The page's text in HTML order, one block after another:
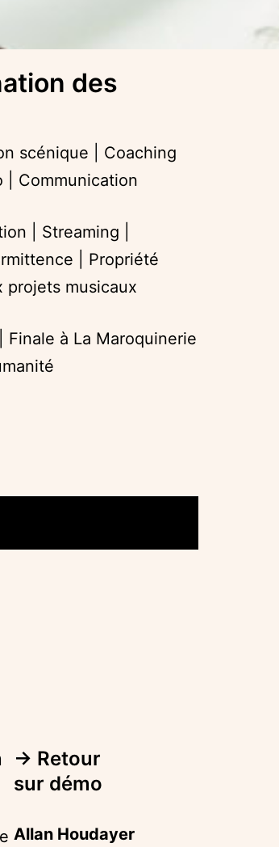
des
scénique | Coaching
| Communication
| Streaming |
| Propriété
musicaux
à La Maroquinerie
→ Retour
sur démo
Allan Houdayer